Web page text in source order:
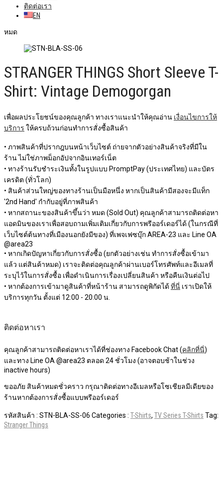
ติดต่อเรา
EN
หมด
STRANGER THINGS Short Sleeve T-
Shirt: Vintage Demogorgan
เพื่อผลประโยชน์ของคุณลูกค้า ทางเราแนะนำให้คุณอ่าน เงื่อนไขการให้
บริการ ให้ครบถ้วนก่อนทำการสั่งซื้อสินค้า
• ภาพสินค้าที่ปรากฎบนหน้าเว็บไซต์ ถ่ายจากตัวอย่างสินค้าจริงที่มีใน
ร้าน ไม่ใช่ภาพม็อกอัปจากอินเทอร์เน็ต
• ทางร้านรับชำระเงินทั้งในรูปแบบ PromptPay (ประเทศไทย) และบัตร
เครดิต (ทั่วโลก)
• สินค้าส่วนใหญ่ของทางร้านเป็นมือหนึ่ง หากเป็นสินค้ามีสองจะมีแท็ก
'2nd Hand' กำกับอยู่ที่ภาพสินค้า
• หากสถานะของสินค้าขึ้นว่า หมด (Sold Out) คุณลูกค้าสามารถติดต่อหา
แอดมินของเราเพื่อสอบถามเพิ่มเติมเกี่ยวกับการพรีออร์เดอร์ได้ (ในกรณีที่
เว็บไซต์ต้นทางที่เมืองนอกยังมีของ) ที่เพจเฟซบุ๊ก AREA-23 และ Line OA
@area23
• หากเกิดปัญหาเกี่ยวกับการสั่งซื้อ (ยกตัวอย่างเช่น ทำการสั่งซื้อเข้ามา
แล้ว แต่สินค้าหมด) เราจะติดต่อคุณลูกค้าผ่านเบอร์โทรศัพท์และอีเมลที่
ระบุไว้ในการสั่งซื้อ เพื่อดำเนินการเรื่องเปลี่ยนสินค้า หรือคืนเงินต่อไป
• หากต้องการเข้ามาดูสินค้าที่หน้าร้าน สามารถดูพิกัดได้ ที่นี่ เราเปิดให้
บริการทุกวัน ตั้งแต่ 12:00 - 20:00 น.
ติดต่อหาเรา
คุณลูกค้าสามารถติดต่อหาเราได้ที่ช่องทาง Facebook Chat (คลิกที่นี่)
และทาง Line OA @area23 ตลอด 24 ชั่วโมง (อาจตอบช้าในช่วง
inactive hours)
ขออภัย สินค้าหมดชั่วคราว กรุณาติดต่อทางอีเมลหรือโซเชียลมีเดียของ
ร้านหากต้องการสั่งซื้อแบบพรีออร์เดอร์
รหัสสินค้า : STN-BLA-SS-06 Categories : T-Shirts, TV Series T-Shirts Tag:
Stranger Things